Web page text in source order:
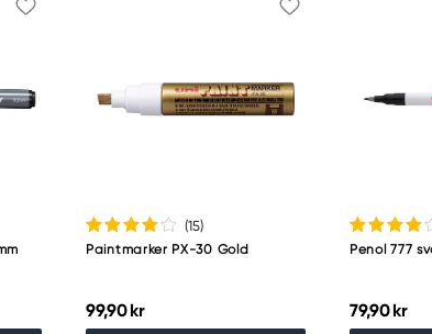
(15)
Paintmarker PX-30 Gold
99,90 kr
Penol 777
79,90 kr